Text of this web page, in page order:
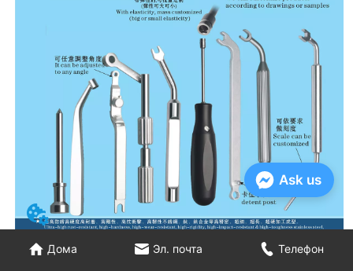
Дома Эл. почта Телефон
Ask us